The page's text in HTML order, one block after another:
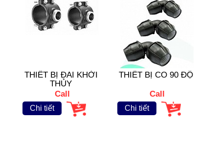
THIẾT BỊ ĐAI KHỞI
THỦY
Call
Chi tiết
THIẾT BỊ CO 90 ĐỘ
Call
Chi tiết